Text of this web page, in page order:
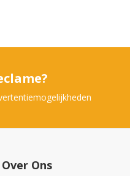
Over Ons